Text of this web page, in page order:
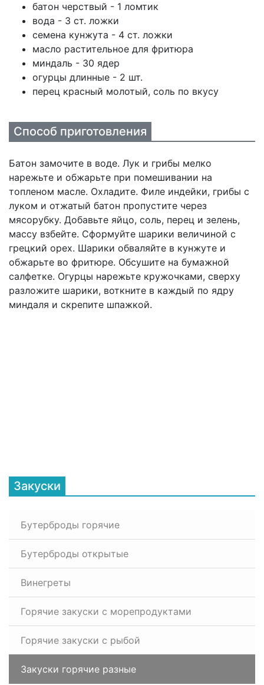
батон черствый - 1 ломтик
вода - 3 ст. ложки
семена кунжута - 4 ст. ложки
масло растительное для фритюра
миндаль - 30 ядер
огурцы длинные - 2 шт.
перец красный молотый, соль по вкусу
Способ приготовления
Батон замочите в воде. Лук и грибы мелко
нарежьте и обжарьте при помешивании на
топленом масле. Охладите. Филе индейки, грибы с
луком и отжатый батон пропустите через
мясорубку. Добавьте яйцо, соль, перец и зелень,
массу взбейте. Сформуйте шарики величиной с
грецкий орех. Шарики обваляйте в кунжуте и
обжарьте во фритюре. Обсушите на бумажной
салфетке. Огурцы нарежьте кружочками, сверху
разложите шарики, воткните в каждый по ядру
миндаля и скрепите шпажкой.
Закуски
Бутерброды горячие
Бутерброды открытые
Винегреты
Горячие закуски с морепродуктами
Горячие закуски с рыбой
Закуски горячие разные